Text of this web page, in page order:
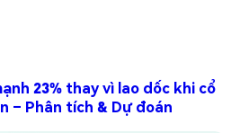
23% thay vì lao dốc khi cổ
– Phân tích & Dự đoán